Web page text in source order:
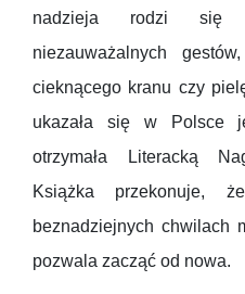
nadzieja rodzi się
niezauważalnych
cieknącego kranu czy
ukazała się w Polsce
otrzymała Literacką
Książka przekonuje,
beznadziejnych chwilach
pozwala zacząć od nowa.